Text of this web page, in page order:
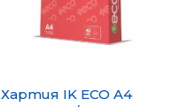
Хартия IK ECO A4